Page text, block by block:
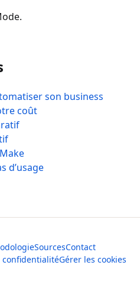
son business
coût
d’usage
SourcesContact
confidentialitéGérer les cookies